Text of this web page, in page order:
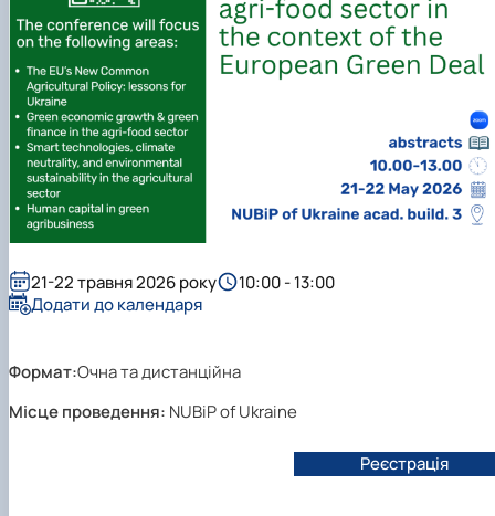
21-22 травня 2026 року
10:00 - 13:00
Додати до календаря
Формат:Очна та дистанційна
Місце проведення: NUBiP of Ukraine
Реєстрація